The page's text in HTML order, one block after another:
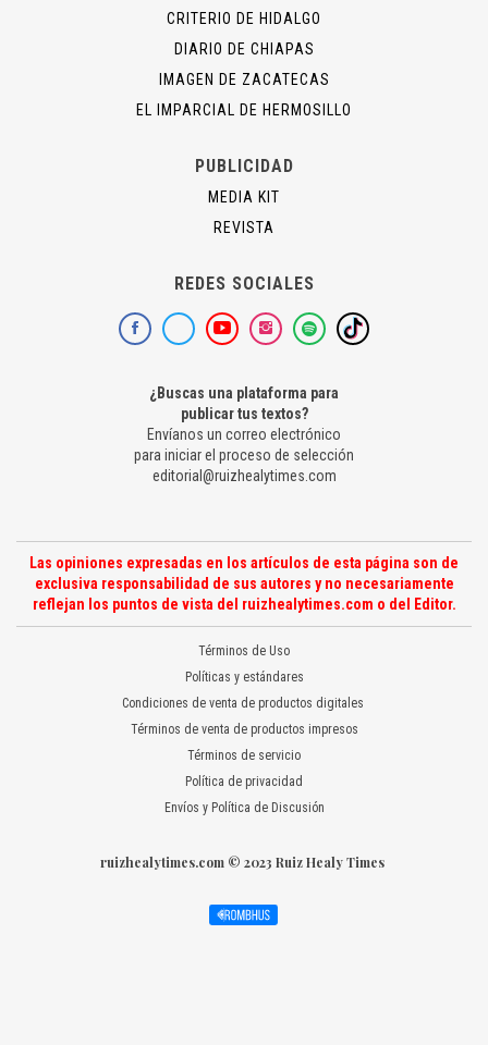
CRITERIO DE HIDALGO
DIARIO DE CHIAPAS
IMAGEN DE ZACATECAS
EL IMPARCIAL DE HERMOSILLO
PUBLICIDAD
MEDIA KIT
REVISTA
REDES SOCIALES
¿Buscas una plataforma para
publicar tus textos?
Envíanos un correo electrónico
para iniciar el proceso de selección
editorial@ruizhealytimes.com
Las opiniones expresadas en los artículos de esta página son de
exclusiva responsabilidad de sus autores y no necesariamente
reflejan los puntos de vista del ruizhealytimes.com o del Editor.
Términos de Uso
Políticas y estándares
Condiciones de venta de productos digitales
Términos de venta de productos impresos
Términos de servicio
Política de privacidad
Envíos y Política de Discusión
ruizhealytimes.com © 2023 Ruiz Healy Times